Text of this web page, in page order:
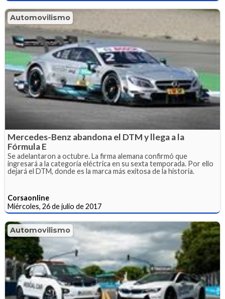
Automovilismo
Mercedes-Benz abandona el DTM y llega a la
Fórmula E
Se adelantaron a octubre. La firma alemana confirmó que
ingresará a la categoría eléctrica en su sexta temporada. Por ello
dejará el DTM, donde es la marca más exitosa de la historia.
Corsaonline
Miércoles, 26 de julio de 2017
Automovilismo